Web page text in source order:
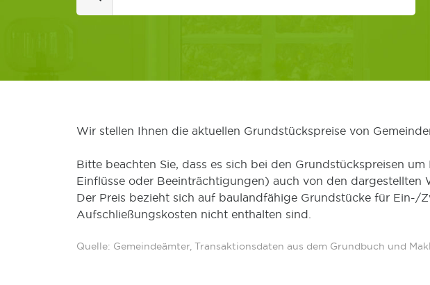
Wir stellen Ihnen die aktuellen Grundstückspreise von
Bitte beachten Sie, dass es sich bei den Grundstückspreisen
Einflüsse oder Beeinträchtigungen) auch von den dargestellten
Der Preis bezieht sich auf baulandfähige Grundstücke für
Aufschließungskosten nicht enthalten sind.
Quelle: Gemeindeämter, Transaktionsdaten aus dem Grundbuch und